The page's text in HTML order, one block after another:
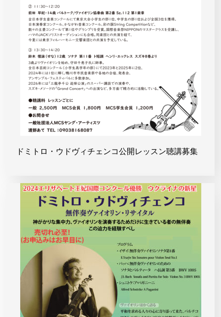
ドミトロ・ウドヴィチェンコ公開レッスン聴講募集